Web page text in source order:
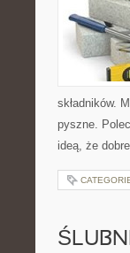
składników.
pyszne.
ideą, że